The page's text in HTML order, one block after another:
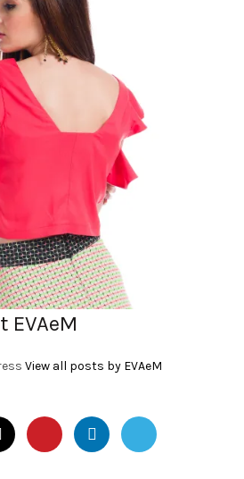
EVAeM
View all posts by EVAeM